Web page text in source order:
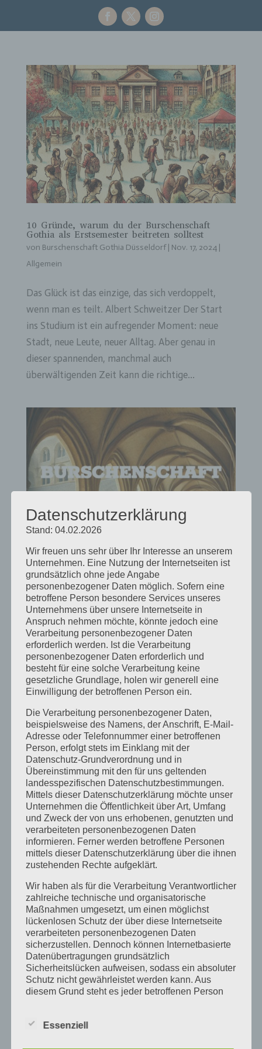
10 Gründe, warum du der Burschenschaft
Gothia als Erstsemester beitreten solltest
von Burschenschaft Gothia Düsseldorf| Nov. 17, 2024|
Allgemein
Das Glück ist das einzige, das sich verdoppelt,
wenn man es teilt. Albert Schweitzer Der Start
ins Studium ist ein aufregender Moment: neue
Stadt, neue Leute, neuer Alltag. Aber genau in
dieser spannenden, manchmal auch
überwältigenden Zeit kann die richtige...
Egalität statt Elitarismus: Was die
Burschenschaft Gothia wirklich ausmacht
vonBurschenschaft Gothia Düsseldorf|Nov. 14, 2024
Allgemein
Es ist nicht genug, zu wissen, man muss auch
anwenden; es ist nicht genug, zu wollen, man
muss auch tun. Johann Wohlfgang von Goethe
Die Burschenschaft Gothia steht für Werte, die
sich oft stark von dem unterscheiden, was viele
mit Verbindungen assoziieren. Wer...
Zusammenhalt und Respekt: Warum
Studentenverbindungen eine alternative
Bildungserfahrung bieten
vonBurschenschaft Gothia Düsseldorf|Nov. 7, 2024|
In einer Zeit, in der individuelle Ziele, Effizienz
und die Optimierung der eigenen Leistung im
Vordergrund stehen, scheint der Wert von
Bundesbrüderlichkeit und Respekt oft in den
Hintergrund zu rücken. Doch für viele junge
Menschen, die sich für eine...
Datenschutzerklärung
Stand: 04.02.2026
Wir freuen uns sehr über Ihr Interesse an unserem
Unternehmen. Eine Nutzung der Internetseiten ist
grundsätzlich ohne jede Angabe
personenbezogener Daten möglich. Sofern eine
betroffene Person besondere Services unseres
Unternehmens über unsere Internetseite in
Anspruch nehmen möchte, könnte jedoch eine
Verarbeitung personenbezogener Daten
erforderlich werden. Ist die Verarbeitung
personenbezogener Daten erforderlich und
besteht für eine solche Verarbeitung keine
gesetzliche Grundlage, holen wir generell eine
Einwilligung der betroffenen Person ein.
Die Verarbeitung personenbezogener Daten,
beispielsweise des Namens, der Anschrift, E-Mail-
Adresse oder Telefonnummer einer betroffenen
Person, erfolgt stets im Einklang mit der
Datenschutz-Grundverordnung und in
Übereinstimmung mit den für uns geltenden
landesspezifischen Datenschutzbestimmungen.
Mittels dieser Datenschutzerklärung möchte unser
Unternehmen die Öffentlichkeit über Art, Umfang
und Zweck der von uns erhobenen, genutzten und
verarbeiteten personenbezogenen Daten
informieren. Ferner werden betroffene Personen
mittels dieser Datenschutzerklärung über die ihnen
zustehenden Rechte aufgeklärt.
Wir haben als für die Verarbeitung Verantwortlicher
zahlreiche technische und organisatorische
Maßnahmen umgesetzt, um einen möglichst
lückenlosen Schutz der über diese Internetseite
verarbeiteten personenbezogenen Daten
sicherzustellen. Dennoch können Internetbasierte
Datenübertragungen grundsätzlich
Sicherheitslücken aufweisen, sodass ein absoluter
Schutz nicht gewährleistet werden kann. Aus
diesem Grund steht es jeder betroffenen Person
uns zu übermitteln.
Essenziell